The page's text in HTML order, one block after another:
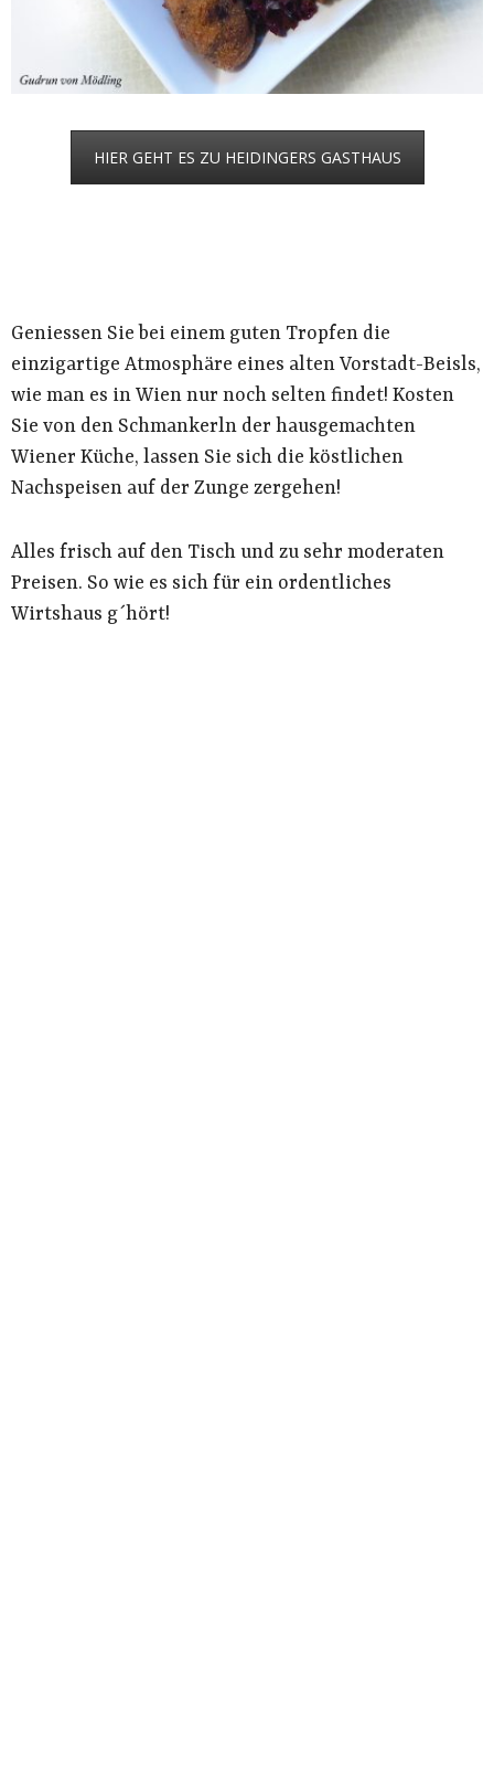
HIER GEHT ES ZU HEIDINGERS GASTHAUS
Geniessen Sie bei einem guten Tropfen die
einzigartige Atmosphäre eines alten Vorstadt-Beisls,
wie man es in Wien nur noch selten findet! Kosten
Sie von den Schmankerln der hausgemachten
Wiener Küche, lassen Sie sich die köstlichen
Nachspeisen auf der Zunge zergehen!
Alles frisch auf den Tisch und zu sehr moderaten
Preisen. So wie es sich für ein ordentliches
Wirtshaus g´hört!